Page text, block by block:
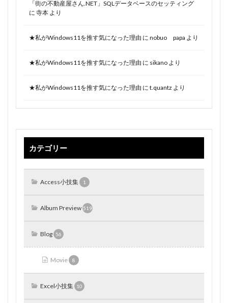
「街の不動産屋さん.NET」SQLデータベースのセッティング
に 寺本 より
★私がWindows11を推す気になった理由 に nobuo papa より
★私がWindows11を推す気になった理由 に sikano より
★私がWindows11を推す気になった理由 に t.quantz より
カテゴリー
Access小技集 1
Album Preview 519
Blog 56
Movie 8
Excel小技集 10